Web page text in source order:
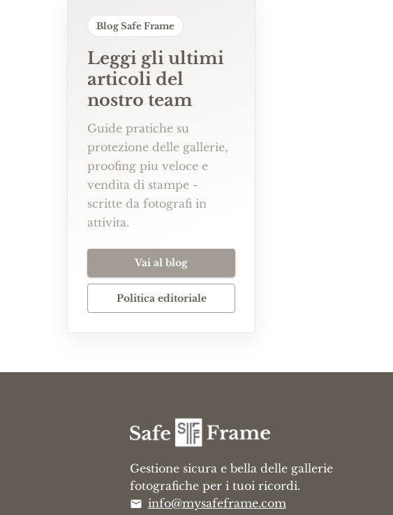
Blog Safe Frame
Leggi gli ultimi
articoli del
nostro team
Guide pratiche su
protezione delle gallerie,
proofing piu veloce e
vendita di stampe -
scritte da fotografi in
attivita.
Vai al blog
Politica editoriale
Gestione sicura e bella delle gallerie
fotografiche per i tuoi ricordi.
info@mysafeframe.com